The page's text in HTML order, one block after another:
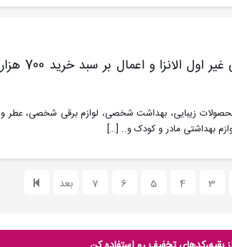
کد تخفیف 80 هزار تومانی غیر اول الانزا و اعمال بر سبد خرید 700 هزار
محصولات زیبایی، بهداشت شخصی، لوازم برقی شخصی، عطر و
بهداشتی مادر و کودک و.. […]
3
4
5
6
7 بعد